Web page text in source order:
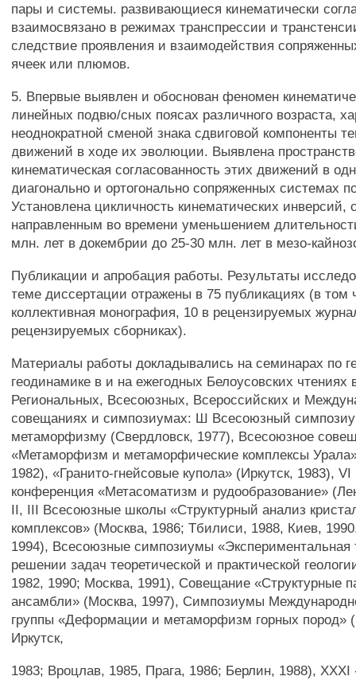
пары и системы. развивающиеся кинематически
взаимосвязано в режимах транспрессии и
следствие проявления и взаимодействия
ячеек или плюмов.
5. Впервые выявлен и обоснован феномен
линейных подвю/сных поясах различного возраста,
неоднократной сменой знака сдвиговой компоненты
движений в ходе их эволюции. Выявлена
кинематическая согласованность этих движений в
диагонально и ортогонально сопряженных системах
Установлена цикличность кинематических инверсий,
направленным во времени уменьшением
млн. лет в докембрии до 25-30 млн. лет в мезо-
Публикации и апробация работы. Результаты
теме диссертации отражены в 75 публикациях (в том
коллективная монография, 10 в рецензируемых
рецензируемых сборниках).
Материалы работы докладывались на семинарах по
геодинамике в и на ежегодных Белоусовских
Региональных, Всесоюзных, Всероссийских и
совещаниях и симпозиумах: Ш Всесоюзный
метаморфизму (Свердловск, 1977), Всесоюзное
«Метаморфизм и метаморфические комплексы
1982), «Гранито-гнейсовые купола» (Иркутск, 1983),
конференция «Метасоматизм и рудообразование»
II, III Всесоюзные школы «Структурный анализ
комплексов» (Москва, 1986; Тбилиси, 1988, Киев,
1994), Всесоюзные симпозиумы «Экспериментальная
решении задач теоретической и практической
1982, 1990; Москва, 1991), Совещание «Структурные
ансамбли» (Москва, 1997), Симпозиумы
группы «Деформации и метаморфизм горных пород»
Иркутск,
1983; Вроцлав, 1985, Прага, 1986; Берлин, 1988), XXXI